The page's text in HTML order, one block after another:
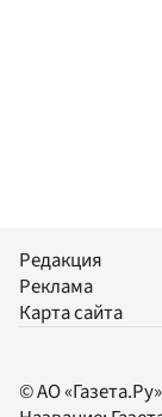
Редакция
Реклама
Карта сайта
© АО